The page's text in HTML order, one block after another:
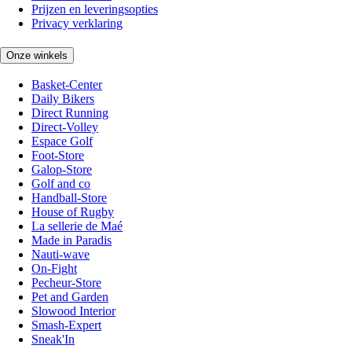
Prijzen en leveringsopties
Privacy verklaring
Onze winkels
Basket-Center
Daily Bikers
Direct Running
Direct-Volley
Espace Golf
Foot-Store
Galop-Store
Golf and co
Handball-Store
House of Rugby
La sellerie de Maé
Made in Paradis
Nauti-wave
On-Fight
Pecheur-Store
Pet and Garden
Slowood Interior
Smash-Expert
Sneak'In